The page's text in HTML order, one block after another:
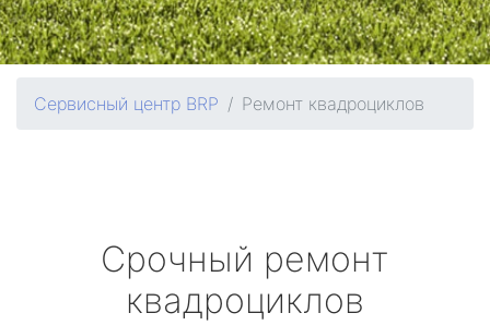
Сервисный центр BRP Ремонт квадроциклов
Срочный ремонт
квадроциклов